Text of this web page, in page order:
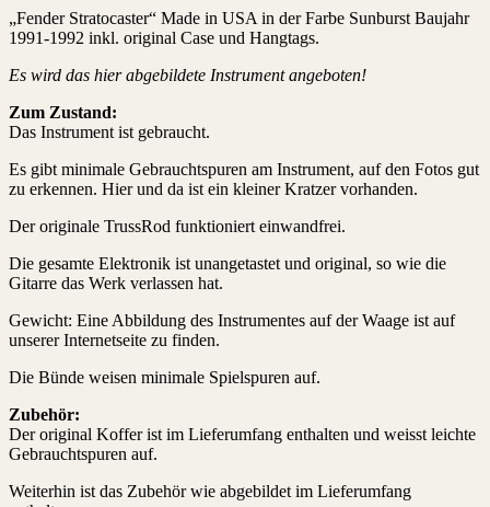
„Fender Stratocaster“ Made in USA in der Farbe Sunburst Baujahr
1991-1992 inkl. original Case und Hangtags.
Es wird das hier abgebildete Instrument angeboten!
Zum Zustand:
Das Instrument ist gebraucht.
Es gibt minimale Gebrauchtspuren am Instrument, auf den Fotos gut
zu erkennen. Hier und da ist ein kleiner Kratzer vorhanden.
Der originale TrussRod funktioniert einwandfrei.
Die gesamte Elektronik ist unangetastet und original, so wie die
Gitarre das Werk verlassen hat.
Gewicht: Eine Abbildung des Instrumentes auf der Waage ist auf
unserer Internetseite zu finden.
Die Bünde weisen minimale Spielspuren auf.
Zubehör:
Der original Koffer ist im Lieferumfang enthalten und weisst leichte
Gebrauchtspuren auf.
Weiterhin ist das Zubehör wie abgebildet im Lieferumfang